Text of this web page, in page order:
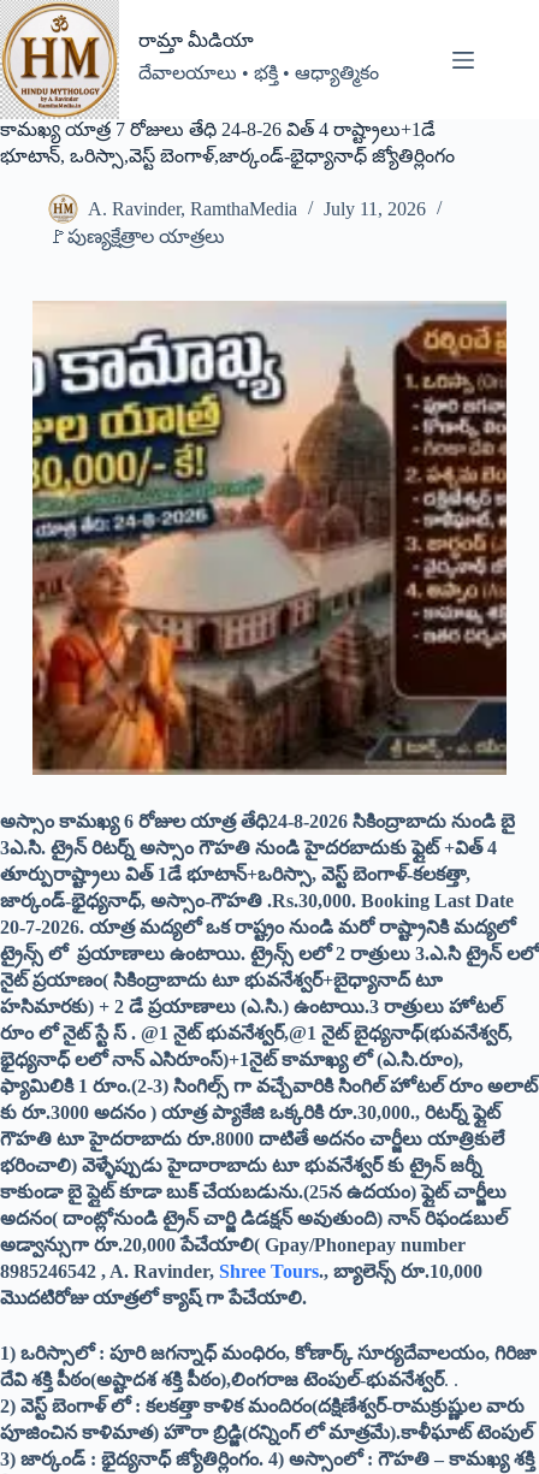
రామ్తా మీడియా
దేవాలయాలు • భక్తి • ఆధ్యాత్మికం
కామఖ్య యాత్ర 7 రోజులు తేధి 24-8-26 విత్ 4 రాష్ట్రాలు+1డే
భూటాన్, ఒరిస్సా,వెస్ట్ బెంగాళ్,జార్కండ్-భైధ్యానాధ్ జ్యోతిర్లింగం
A. Ravinder, RamthaMedia
July 11, 2026
🚩పుణ్యక్షేత్రాల యాత్రలు
అస్సాం కామఖ్య 6 రోజుల యాత్ర తేధి24-8-2026 సికింద్రాబాదు నుండి బై
3ఎ.సి. ట్రైన్ రిటర్న్ అస్సాం గౌహతి నుండి హైదరబాదుకు ఫ్లైట్ +విత్ 4
తూర్పురాష్ట్రాలు విత్ 1డే భూటాన్+ఒరిస్సా, వెస్ట్ బెంగాళ్-కలకత్తా,
జార్కండ్-భైధ్యనాధ్, అస్సాం-గౌహతి .Rs.30,000. Booking Last Date
20-7-2026. యాత్ర మద్యలో ఒక రాష్ట్రం నుండి మరో రాష్ట్రానికి మద్యలో
ట్రైన్స్ లో ప్రయాణాలు ఉంటాయి. ట్రైన్స్ లలో 2 రాత్రులు 3.ఎ.సి ట్రైన్ లలో
నైట్ ప్రయాణం( సికింద్రాబాదు టూ భువనేశ్వర్+బైధ్యానాద్ టూ
హసిమారకు) + 2 డే ప్రయాణాలు (ఎ.సి.) ఉంటాయి.3 రాత్రులు హోటల్
రూం లో నైట్ స్టే స్ . @1 నైట్ భువనేశ్వర్,@1 నైట్బైధ్యనాధ్(భువనేశ్వర్,
భైధ్యనాధ్ లలో నాన్ ఎసిరూంస్)+1నైట్ కామాఖ్య లో (ఎ.సి.రూం),
ఫ్యామిలికి 1 రూం.(2-3) సింగిల్స్ గా వచ్చేవారికి సింగిల్ హోటల్ రూం అలాట్
కు రూ.3000 అదనం ) యాత్ర ప్యాకేజి ఒక్కరికి రూ.30,000., రిటర్న్ ఫ్లైట్
గౌహతి టూ హైదరాబాదు రూ.8000 దాటితే అదనం చార్జీలు యాత్రికులే
భరించాలి) వెళ్ళేప్పుడు హైదారాబాదు టూ భువనేశ్వర్ కు ట్రైన్ జర్నీ
కాకుండా బై ప్లైట్ కూడా బుక్ చేయబడును.(25న ఉదయం) ఫ్లైట్ చార్జీలు
అదనం( దాంట్లోనుండి ట్రైన్ చార్జి డిడక్షన్ అవుతుంది) నాన్ రిఫండబుల్
అడ్వాన్సుగా రూ.20,000 పేచేయాలి( Gpay/Phonepay number
8985246542 , A. Ravinder, Shree Tours., బ్యాలెన్స్ రూ.10,000
మొదటిరోజు యాత్రలో క్యాష్ గా పేచేయాలి.
1) ఒరిస్సాలో : పూరి జగన్నాధ్ మంధిరం, కోణార్క్ సూర్యదేవాలయం, గిరిజా
దేవి శక్తి పీఠం(అష్టాదశ శక్తి పీఠం),లింగరాజ టెంపుల్-భువనేశ్వర్. .
2) వెస్ట్ బెంగాళ్ లో : కలకత్తా కాళిక మందిరం(దక్షిణేశ్వర్-రామక్రుష్ణుల వారు
పూజించిన కాళిమాత) హౌరా బ్రిడ్జి(రన్నింగ్ లో మాత్రమే).కాళీఘాట్ టెంపుల్
3) జార్కండ్ : భైద్యనాధ్ జ్యోతిర్లింగం. 4) అస్సాంలో : గౌహతి – కామఖ్య శక్తి